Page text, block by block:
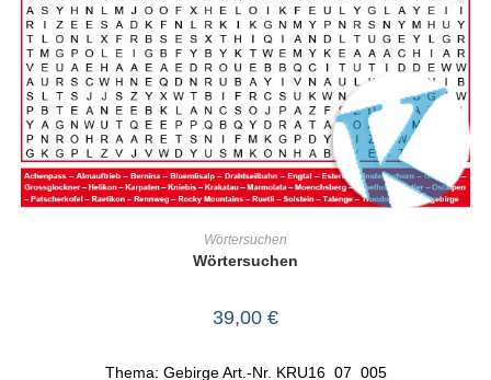
Wörtersuchen
Wörtersuchen
39,00 €
Thema: Gebirge Art.-Nr. KRU16_07_005